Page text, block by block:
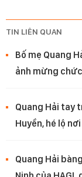
TIN LIÊN QUAN
Bố mẹ Quang
ảnh mừng
Quang Hải tay
Huyền, hé lộ
Quang Hải